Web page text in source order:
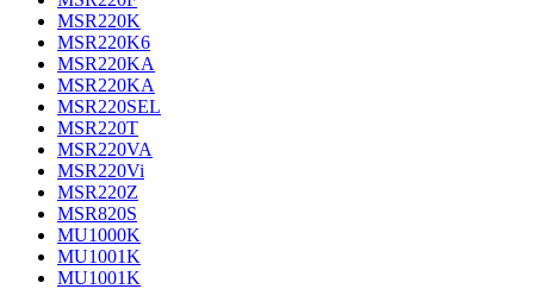
MSR220K
MSR220K6
MSR220KA
MSR220KA
MSR220SEL
MSR220T
MSR220VA
MSR220Vi
MSR220Z
MSR820S
MU1000K
MU1001K
MU1001K